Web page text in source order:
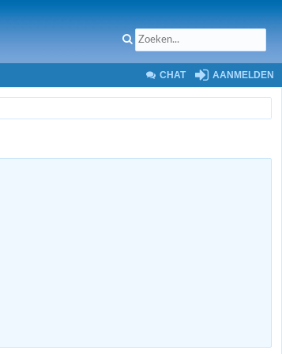
CHAT AANMELDEN